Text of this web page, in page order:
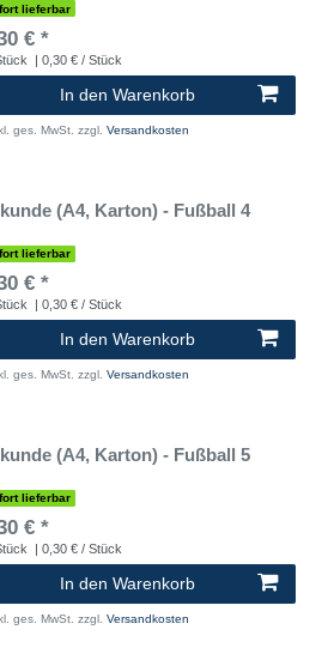
lieferbar
€ *
| 0,30 € / Stück
In den Warenkorb
ges. MwSt. zzgl. Versandkosten
(A4, Karton) - Fußball 4
lieferbar
€ *
| 0,30 € / Stück
In den Warenkorb
ges. MwSt. zzgl. Versandkosten
(A4, Karton) - Fußball 5
lieferbar
€ *
| 0,30 € / Stück
In den Warenkorb
ges. MwSt. zzgl. Versandkosten